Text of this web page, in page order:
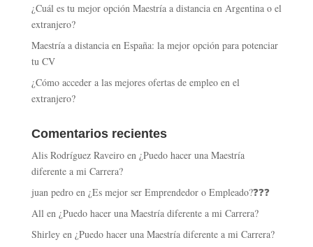
¿Cuál es tu mejor opción Maestría a distancia en Argentina o el
extranjero?
Maestría a distancia en España: la mejor opción para potenciar
tu CV
¿Cómo acceder a las mejores ofertas de empleo en el
extranjero?
Comentarios recientes
Alis Rodríguez Raveiroen ¿Puedo hacer una Maestría
diferente a mi Carrera?
juan pedroen ¿Es mejor ser Emprendedor o Empleado?❓❓❓
Allen ¿Puedo hacer una Maestría diferente a mi Carrera?
Shirleyen ¿Puedo hacer una Maestría diferente a mi Carrera?